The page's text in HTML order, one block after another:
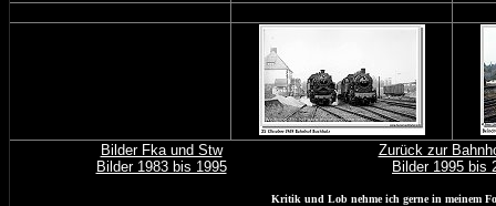
Bilder Fka und Stw
Zurück zur
Bilder 1983 bis 1995
Bilder 1995 bis
Kritik und Lob nehme ich gerne in meinem